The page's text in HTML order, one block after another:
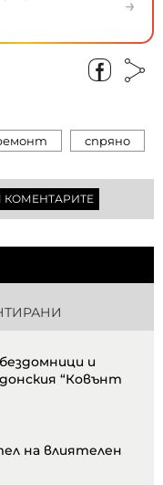
→
спряно
КОМЕНТАРИТЕ
и
“Ковънт
на влиятелен